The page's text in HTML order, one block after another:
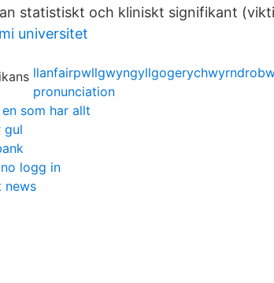
statistiskt och kliniskt signifikant
universitet
pronunciation
som har allt
gul
logg in
news